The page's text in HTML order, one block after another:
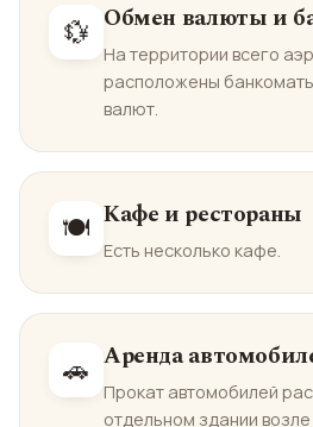
💱 Обмен валюты и
На территории всего
расположены
валют.
🍽️ Кафе и рестораны
Есть несколько кафе.
🚗 Аренда
Прокат автомобилей
отдельном здании